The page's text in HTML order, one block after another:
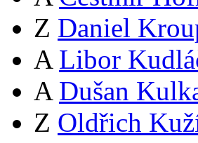
Z Daniel
A Libor
A Dušan
Z Oldřich